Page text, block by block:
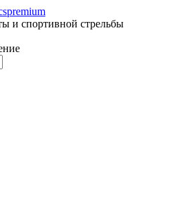
и спортивной стрельбы